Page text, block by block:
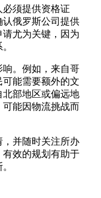
须提供资格证
俄罗斯公司提供
尤为关键，因为
。例如，来自哥
能需要额外的文
部地区或偏远地
可能因物流挑战而
并随时关注所办
效的规划有助于